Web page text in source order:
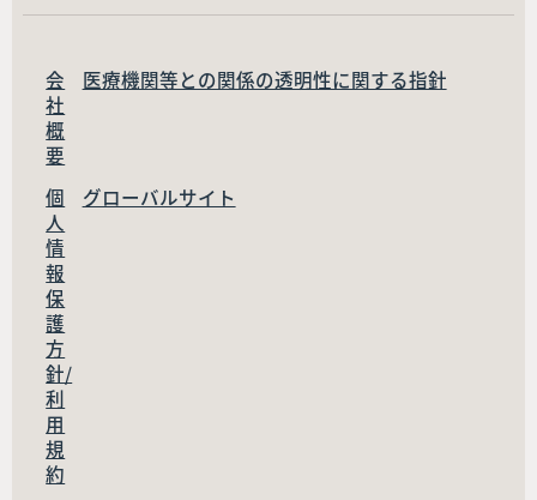
会
社
概
要
医療機関等との関係の透明性に関する指針
個
人
情
報
保
護
方
針/
利
用
規
約
グローバルサイト